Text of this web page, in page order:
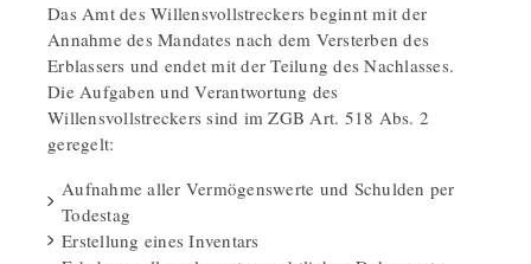
Das Amt des Willensvollstreckers beginnt mit der
Annahme des Mandates nach dem Versterben des
Erblassers und endet mit der Teilung des Nachlasses.
Die Aufgaben und Verantwortung des
Willensvollstreckers sind im ZGB Art. 518 Abs. 2
geregelt:
Aufnahme aller Vermögenswerte und Schulden per
Todestag
Erstellung eines Inventars